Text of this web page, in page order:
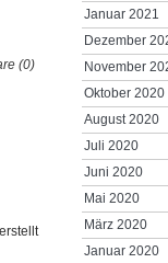
(0)
Januar 2021
Dezember
November
Oktober 2020
August 2020
Juli 2020
Juni 2020
Mai 2020
März 2020
Januar 2020